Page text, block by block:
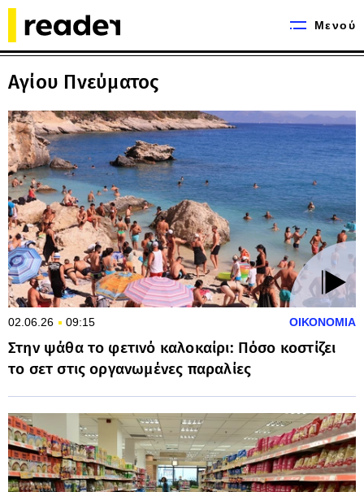
Μενού
Αγίου Πνεύματος
02.06.26 09:15 ΟΙΚΟΝΟΜΙΑ
Στην ψάθα το φετινό καλοκαίρι: Πόσο κοστίζει
το σετ στις οργανωμένες παραλίες